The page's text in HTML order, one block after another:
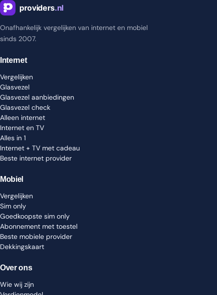
Onafhankelijk vergelijken van internet en mobiel
sinds 2007.
Internet
Vergelijken
Glasvezel
Glasvezel aanbiedingen
Glasvezel check
Alleen internet
Internet en TV
Alles in 1
Internet + TV met cadeau
Beste internet provider
Mobiel
Vergelijken
Sim only
Goedkoopste sim only
Abonnement met toestel
Beste mobiele provider
Dekkingskaart
Over ons
Wie wij zijn